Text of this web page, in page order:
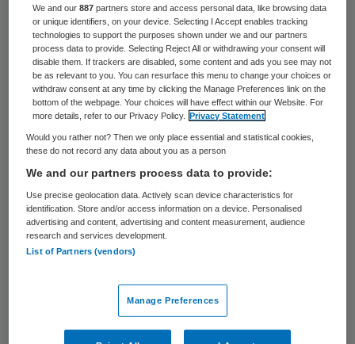
vervoer. Er wordt hierbij een onderscheid
gemaakt naar volwassenen en kinderen;
rolstoel gebonden vervoer en niet rolstoel
gebonden vervoer; vervoer in een groep of
individueel en postcode afstand
woonlocatie en plaats
dagbestedingslocatie.
Participeren
Het vervoer met het openbaar vervoer,
(meer) onder de beleidsregel. Met name het
vervallen van vervoer met het openbaar
vervoer staat haaks op het beleid dat
We and our887 partners store and access personal data, like browsing data
or unique identifiers, on your device. Selecting I Accept enables tracking
technologies to support the purposes shown under we and our partners
process data to provide. Selecting Reject All or withdrawing your consent will
disable them. If trackers are disabled, some content and ads you see may not
be as relevant to you. You can resurface this menu to change your choices or
withdraw consent at any time by clicking the Manage Preferences link on the
bottom of the webpage. Your choices will have effect within our Website. For
more details, refer to our Privacy Policy.
Privacy Statement
Would you rather not? Then we only place essential and statistical cookies,
these do not record any data about you as a person
We and our partners process data to provide:
Use precise geolocation data. Actively scan device characteristics for
identification. Store and/or access information on a device. Personalised
advertising and content, advertising and content measurement, audience
research and services development.
List of Partners (vendors)
Manage Preferences